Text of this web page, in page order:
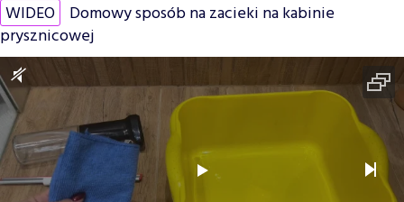
WIDEO Domowy sposób na zacieki na kabinie
prysznicowej